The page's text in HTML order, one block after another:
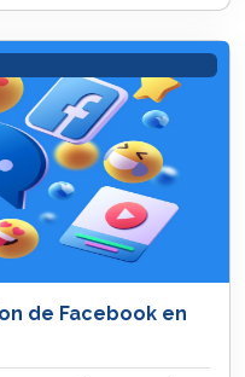
de Facebook en